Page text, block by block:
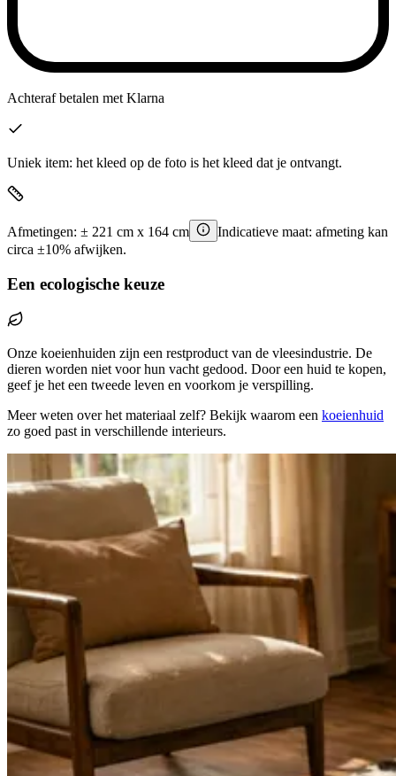
Achteraf betalen met Klarna
Uniek item: het kleed op de foto is het kleed dat je ontvangt.
Afmetingen: ± 221 cm x 164 cm
Indicatieve maat: afmeting kan
circa ±10% afwijken.
Een ecologische keuze
Onze koeienhuiden zijn een restproduct van de vleesindustrie. De
dieren worden niet voor hun vacht gedood. Door een huid te kopen,
geef je het een tweede leven en voorkom je verspilling.
Meer weten over het materiaal zelf? Bekijk waarom een koeienhuid
zo goed past in verschillende interieurs.